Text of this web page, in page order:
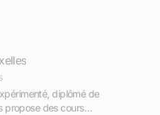
propose des cours